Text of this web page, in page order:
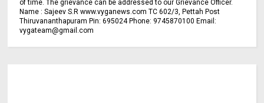
of time. The grievance can be addressed to our Grievance Officer.
Name : Sajeev S.R www.vyganews.com TC 602/3, Pettah Post
Thiruvananthapuram Pin: 695024 Phone: 9745870100 Email:
vygateam@gmail.com